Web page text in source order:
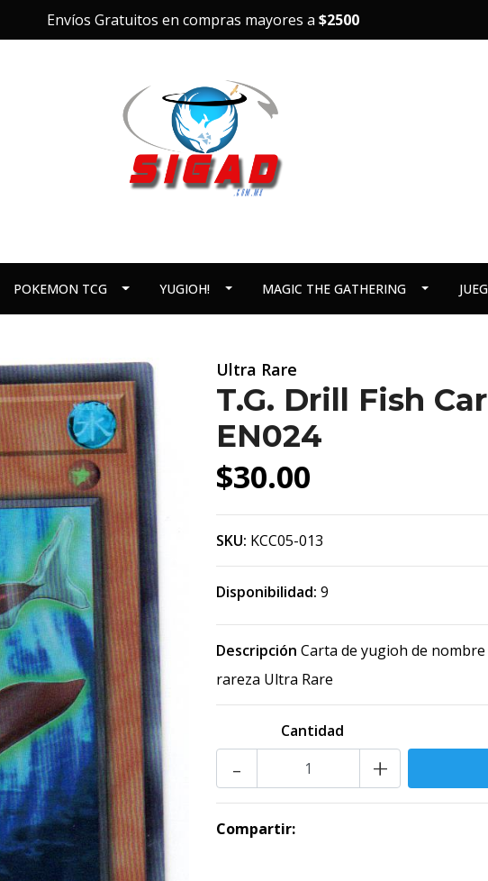
Envíos Gratuitos en compras mayores a $2500
POKEMON TCG YUGIOH! MAGIC THE GATHERING
Ultra Rare
T.G. Drill Fish
EN024
$30.00
SKU: KCC05-013
Disponibilidad: 9
Descripción Carta de yugioh de nombre
rareza Ultra Rare
Cantidad
+
-
Compartir: